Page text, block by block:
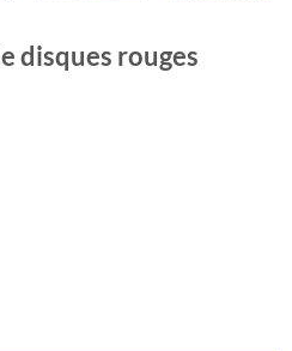
disques rouges